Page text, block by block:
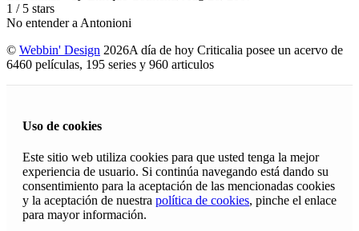
1 / 5 stars
No entender a Antonioni
© Webbin' Design 2026A día de hoy Criticalia posee un acervo de
6460 películas, 195 series y 960 articulos
Uso de cookies
Este sitio web utiliza cookies para que usted tenga la mejor
experiencia de usuario. Si continúa navegando está dando su
consentimiento para la aceptación de las mencionadas cookies
y la aceptación de nuestra política de cookies, pinche el enlace
para mayor información.